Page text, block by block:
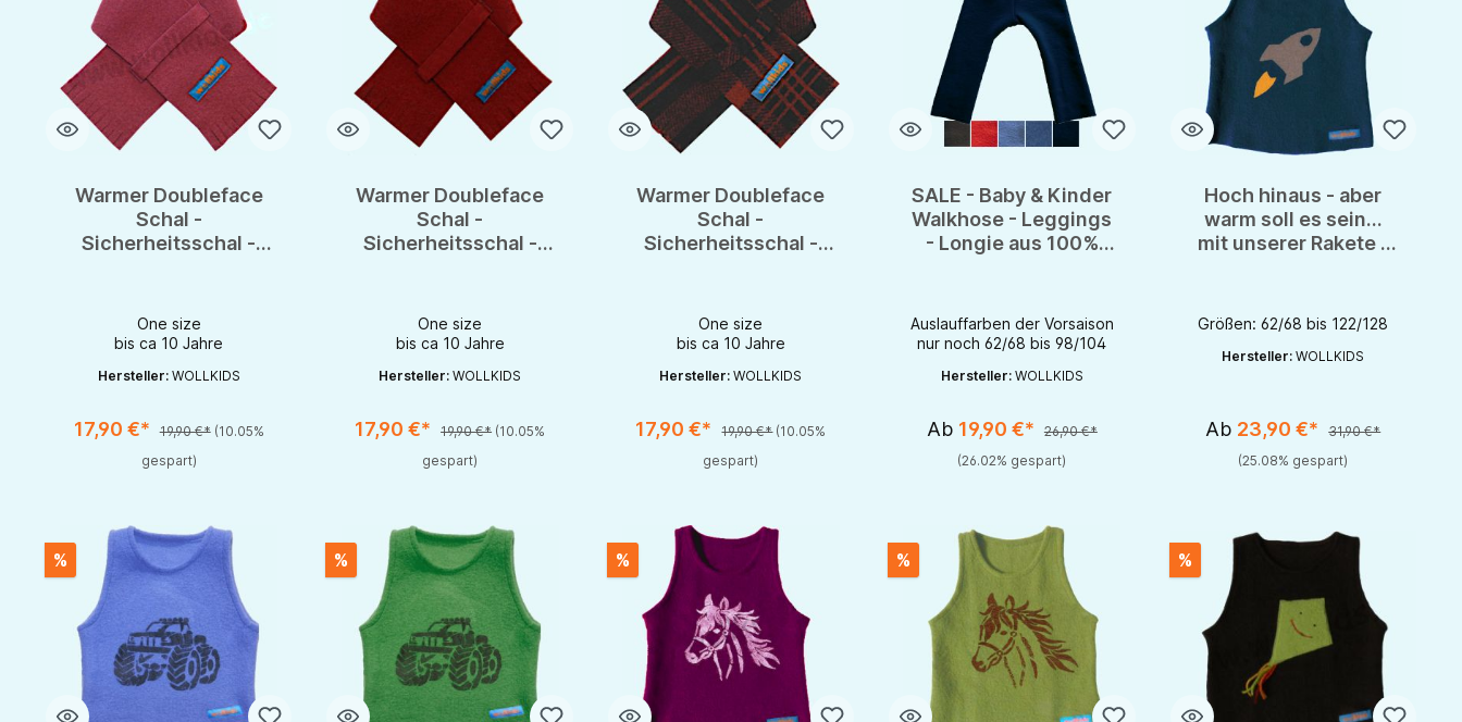
Warmer Doubleface
Schal -
Sicherheitsschal -
One size
bis ca 10 Jahre
Hersteller: WOLLKIDS
17,90 €* 19,90 €* (10.05%
gespart)
Produkt Anzahl: Gib den gewünschten Wert ein oder benutze die Schaltflächen um die Anzahl zu erhöhen oder zu reduzieren.
Warmer Doubleface
Schal -
Sicherheitsschal -
One size
bis ca 10 Jahre
Hersteller:WOLLKIDS
17,90 €* 19,90 €* (10.05%
gespart)
Produkt Anzahl: Gib den gewünschten Wert ein oder benutze die Schaltflächen um die Anzahl zu erhöhen oder zu reduzieren.
Warmer Doubleface
Schal -
Sicherheitsschal -
One size
bis ca 10 Jahre
Hersteller:WOLLKIDS
17,90 €* 19,90 €* (10.05%
gespart)
Produkt Anzahl: Gib den gewünschten Wert ein oder benutze die Schaltflächen um die Anzahl zu erhöhen oder zu reduzieren.
SALE - Baby & Kinder
Walkhose - Leggings
- Longie aus 100%
Auslauffarben der Vorsaison
nur noch 62/68 bis 98/104
Hersteller: WOLLKIDS
Ab 19,90 €*
26,90 €*
(26.02% gespart)
Hoch hinaus - aber
warm soll es sein...
mit unserer Rakete -
Größen: 62/68 bis 122/128
Hersteller:WOLLKIDS
Ab 23,90 €*
31,90 €*
(25.08% gespart)
% % % % %